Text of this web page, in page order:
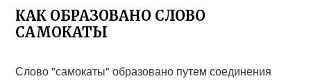
КАК ОБРАЗОВАНО СЛОВО
САМОКАТЫ
Слово "самокаты" образовано путем соединения